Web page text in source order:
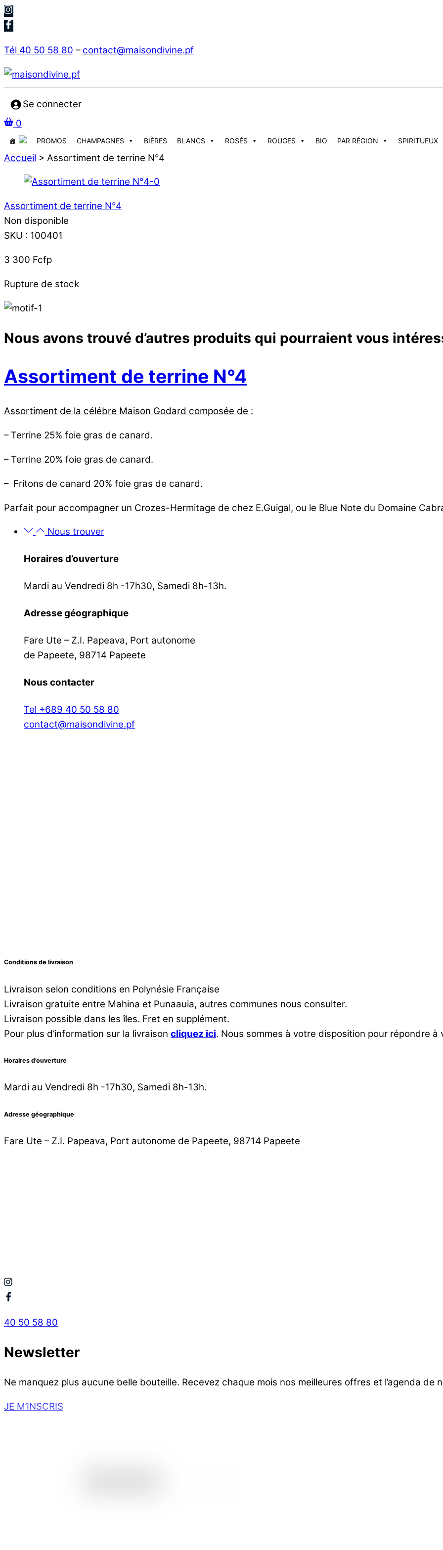
Skip
to
Tél 40 50 58 80 – contact@maisondivine.pf
Se connecter
0
PROMOS CHAMPAGNES BIÈRES BLANCS ROSÉS ROUGES BIO PAR RÉGION SPIRITUEUX
Accueil > Assortiment de terrine N°4
Assortiment de terrine N°4
Non disponible
SKU : 100401
3 300 Fcfp
Rupture de stock
Nous avons trouvé d’autres produits qui pourraient vous
Assortiment de terrine N°4
Assortiment de la célébre Maison Godard composée de :
– Terrine 25% foie gras de canard.
– Terrine 20% foie gras de canard.
– Fritons de canard 20% foie gras de canard.
Parfait pour accompagner un Crozes-Hermitage de chez E.Guigal, ou le Blue Note du Domaine
Nous trouver
Horaires d’ouverture
Mardi au Vendredi 8h -17h30, Samedi 8h-13h.
Adresse géographique
Fare Ute – Z.I. Papeava, Port autonome
de Papeete, 98714 Papeete
Nous contacter
Tel +689 40 50 58 80
contact@maisondivine.pf
Conditions de livraison
Livraison selon conditions en Polynésie Française
Livraison gratuite entre Mahina et Punaauia, autres communes nous consulter.
Livraison possible dans les îles. Fret en supplément.
Pour plus d’information sur la livraison cliquez ici. Nous sommes à votre disposition pour répondre
Horaires d’ouverture
Mardi au Vendredi 8h -17h30, Samedi 8h-13h.
Adresse géographique
Fare Ute – Z.I. Papeava, Port autonome de Papeete, 98714 Papeete
40 50 58 80
Newsletter
Ne manquez plus aucune belle bouteille. Recevez chaque mois nos meilleures offres et l’agenda de
JE M’INSCRIS